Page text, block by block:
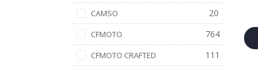
CAMSO 20
CFMOTO 764
CFMOTO CRAFTED 111